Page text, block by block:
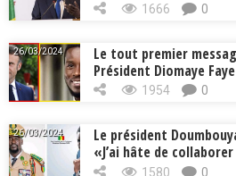
1666 0
26/03/2024
Le tout premier
Président Diomaye Faye
1954 0
26/03/2024
Le président
«J’ai hâte de
1580 0